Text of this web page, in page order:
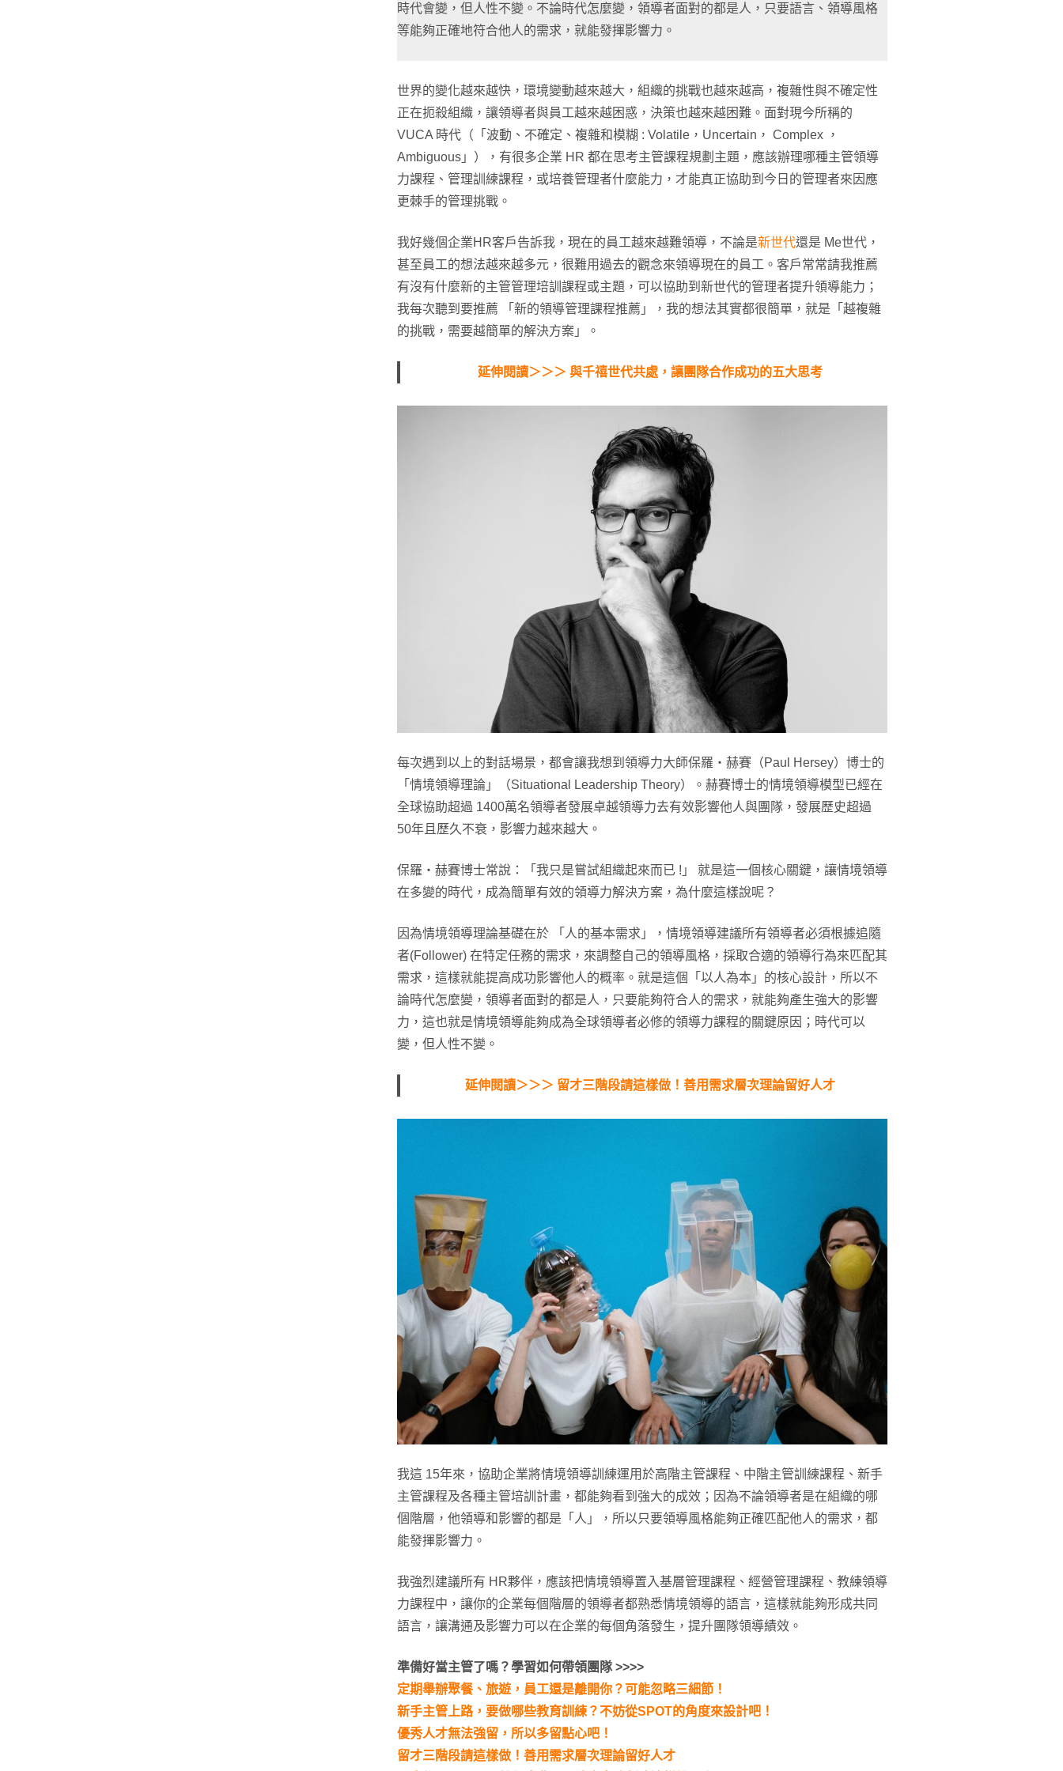
時代會變，但人性不變。不論時代怎麼變，領導者面對的都是人，只要語言、領導風格
等能夠正確地符合他人的需求，就能發揮影響力。
世界的變化越來越快，環境變動越來越大，組織的挑戰也越來越高，複雜性與不確定性
正在扼殺組織，讓領導者與員工越來越困惑，決策也越來越困難。面對現今所稱的
VUCA 時代（「波動、不確定、複雜和模糊 : Volatile，Uncertain， Complex ，
Ambiguous」），有很多企業 HR 都在思考主管課程規劃主題，應該辦理哪種主管領導
力課程、管理訓練課程，或培養管理者什麼能力，才能真正協助到今日的管理者來因應
更棘手的管理挑戰。
我好幾個企業HR客戶告訴我，現在的員工越來越難領導，不論是新世代還是 Me世代，
甚至員工的想法越來越多元，很難用過去的觀念來領導現在的員工。客戶常常請我推薦
有沒有什麼新的主管管理培訓課程或主題，可以協助到新世代的管理者提升領導能力；
我每次聽到要推薦 「新的領導管理課程推薦」，我的想法其實都很簡單，就是「越複雜
的挑戰，需要越簡單的解決方案」。
延伸閱讀＞＞＞ 與千禧世代共處，讓團隊合作成功的五大思考
每次遇到以上的對話場景，都會讓我想到領導力大師保羅‧赫賽（Paul Hersey）博士的
「情境領導理論」（Situational Leadership Theory）。赫賽博士的情境領導模型已經在
全球協助超過 1400萬名領導者發展卓越領導力去有效影響他人與團隊，發展歷史超過
50年且歷久不衰，影響力越來越大。
保羅‧赫賽博士常說：「我只是嘗試組織起來而已 !」 就是這一個核心關鍵，讓情境領導
在多變的時代，成為簡單有效的領導力解決方案，為什麼這樣說呢？
因為情境領導理論基礎在於 「人的基本需求」，情境領導建議所有領導者必須根據追隨
者(Follower) 在特定任務的需求，來調整自己的領導風格，採取合適的領導行為來匹配其
需求，這樣就能提高成功影響他人的概率。就是這個「以人為本」的核心設計，所以不
論時代怎麼變，領導者面對的都是人，只要能夠符合人的需求，就能夠產生強大的影響
力，這也就是情境領導能夠成為全球領導者必修的領導力課程的關鍵原因；時代可以
變，但人性不變。
延伸閱讀＞＞＞ 留才三階段請這樣做！善用需求層次理論留好人才
我這 15年來，協助企業將情境領導訓練運用於高階主管課程、中階主管訓練課程、新手
主管課程及各種主管培訓計畫，都能夠看到強大的成效；因為不論領導者是在組織的哪
個階層，他領導和影響的都是「人」，所以只要領導風格能夠正確匹配他人的需求，都
能發揮影響力。
我強烈建議所有 HR夥伴，應該把情境領導置入基層管理課程、經營管理課程、教練領導
力課程中，讓你的企業每個階層的領導者都熟悉情境領導的語言，這樣就能夠形成共同
語言，讓溝通及影響力可以在企業的每個角落發生，提升團隊領導績效。
準備好當主管了嗎？學習如何帶領團隊 >>>>
定期舉辦聚餐、旅遊，員工還是離開你？可能忽略三細節！
新手主管上路，要做哪些教育訓練？不妨從SPOT的角度來設計吧！
優秀人才無法強留，所以多留點心吧！
留才三階段請這樣做！善用需求層次理論留好人才